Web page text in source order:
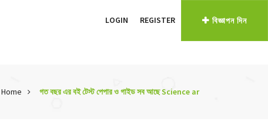
LOGIN REGISTER বিজ্ঞাপন দিন
Home গত বছর এর বই টেস্ট পেপার ও গাইড সব আছে Science ar